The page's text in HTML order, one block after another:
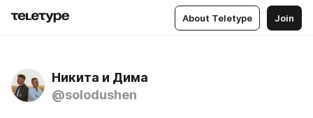
About Teletype Join
Никита и Дима
@solodushen